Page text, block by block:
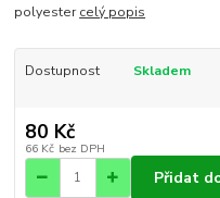
polyestercelý popis
Dostupnost Skladem
80 Kč
66 Kč bez DPH
Přidat